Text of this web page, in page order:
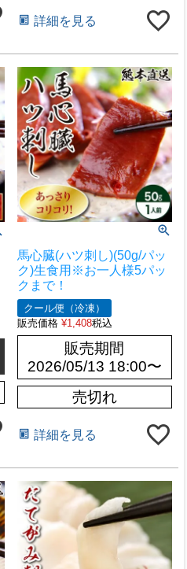
詳細を見る
馬心臓(ハツ刺し)(50g/パッ
ク)生食用※お一人様5パッ
クまで！
クール便（冷凍）
販売価格 ¥1,408税込
販売期間
2026/05/13 18:00〜
売切れ
詳細を見る